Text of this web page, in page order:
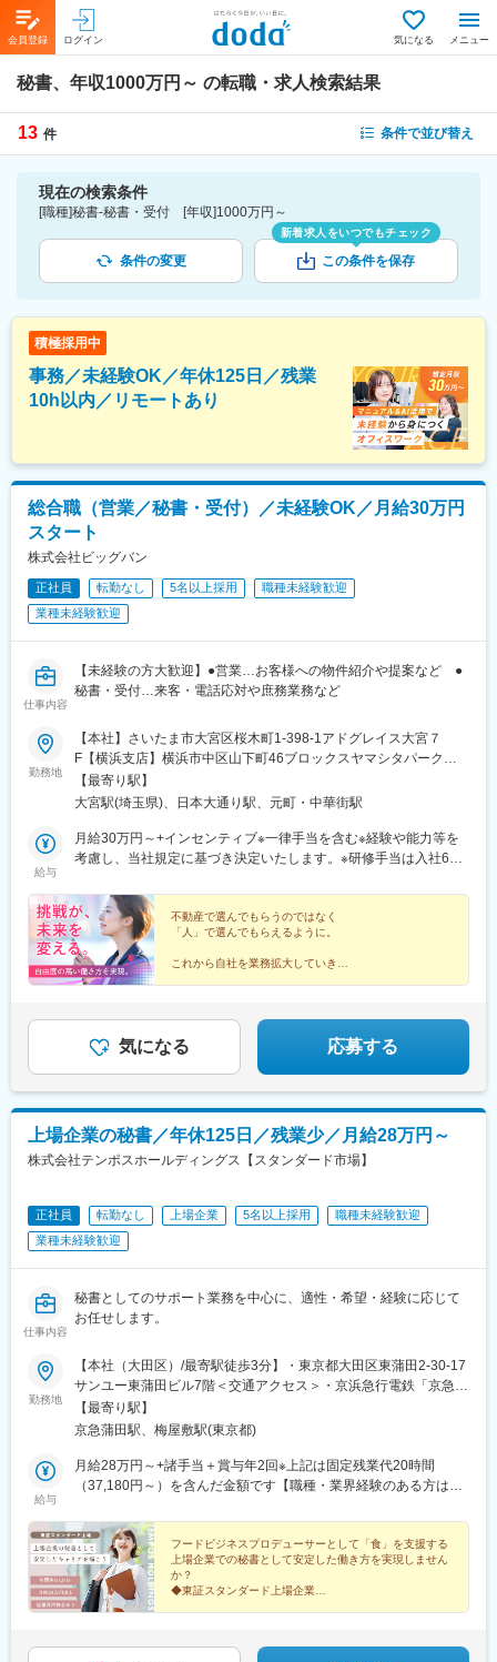
会員登録 ログイン 気になる メニュー
秘書、年収1000万円～ の転職・求人検索結果
13 件 条件で並び替え
現在の検索条件
[職種]秘書-秘書・受付 [年収]1000万円～
条件の変更
新着求人をいつでもチェック
この条件を保存
積極採用中
事務／未経験OK／年休125日／残業
10h以内／リモートあり
総合職（営業／秘書・受付）／未経験OK／月給30万円
スタート
株式会社ビッグバン
正社員 転勤なし 5名以上採用
職種未経験歓迎
業種未経験歓迎
仕事内容
【未経験の方大歓迎】●営業…お客様への物件紹介や提案など ●
秘書・受付…来客・電話応対や庶務業務など
勤務地
【本社】さいたま市大宮区桜木町1-398-1アドグレイス大宮７
F【横浜支店】横浜市中区山下町46ブロックスヤマシタパーク
303〈アクセス〉【本社】各線「大宮駅」より徒歩5分【横浜支
店】みなとみらい線「日本大通り駅」より徒歩7分
【最寄り駅】
大宮駅(埼玉県)、日本大通り駅、元町・中華街駅
給与
月給30万円～+インセンティブ※一律手当を含む※経験や能力等を
考慮し、当社規定に基づき決定いたします。※研修手当は入社6ヶ
年収例＞【年収432万円】入社2年目/月給30万円+インセンティブ
+賞与（営業未経験）【年収602万円】入社3年目/月給32万円+イ
ンセンティブ+賞与（営業未経験）
不動産で選んでもらうのではなく
「人」で選んでもらえるように。
これから自社を業務拡大していき、
気になる 応募する
上場企業の秘書／年休125日／残業少／月給28万円～
株式会社テンポスホールディングス【スタンダード市場】
正社員 転勤なし 上場企業 5名以上採用
職種未経験歓迎
業種未経験歓迎
仕事内容
秘書としてのサポート業務を中心に、適性・希望・経験に応じて
お任せします。
勤務地
【本社（大田区）/最寄駅徒歩3分】・東京都大田区東蒲田2-30-17
サンユー東蒲田ビル7階＜交通アクセス＞・京浜急行電鉄「京急蒲
田駅」より徒歩3分・JR各線・東急「蒲田駅」より徒歩13分＼都
心ならではの魅力と下町情緒を併せ持つ大田区エリア／大田区は
す。都心でありながら、どこか懐かしさを感じる街並みも魅力の
ひとつ。商業施設も多く、ランチ時や仕事帰りにショッピングを
【最寄り駅】
京急蒲田駅、梅屋敷駅(東京都)
給与
月給28万円～+諸手当＋賞与年2回※上記は固定残業代20時間
（37,180円～）を含んだ金額です【職種・業界経験のある方はこ
間（39,820円～）を含んだ金額です※試用期間3ヶ月（月給28万円
／固定残業代：20時間37,180円含）※年齢、経験などを考慮の
上、決定します※固定残業時間を超えた分は別途全額支給いたしま
す
フードビジネスプロデューサーとして「食」を支援する
上場企業での秘書として安定した働き方を実現しません
か？
◆東証スタンダード上場企業